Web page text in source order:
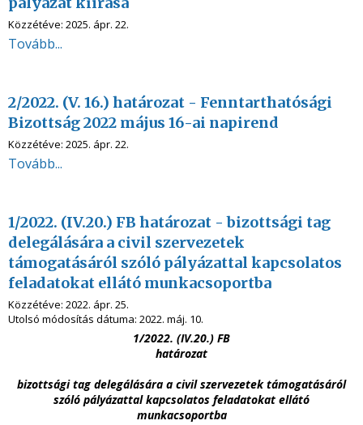
Közzétéve: 2025. ápr. 22.
Tovább...
2/2022. (V. 16.) határozat - Fenntarthatósági
Bizottság 2022 május 16-ai napirend
Közzétéve: 2025. ápr. 22.
Tovább...
1/2022. (IV.20.) FB határozat - bizottsági tag
delegálására a civil szervezetek
támogatásáról szóló pályázattal kapcsolatos
feladatokat ellátó munkacsoportba
Közzétéve: 2022. ápr. 25.
Utolsó módosítás dátuma: 2022. máj. 10.
1/2022. (IV.20.) FB
határozat
bizottsági tag delegálására a civil szervezetek támogatásáról
szóló pályázattal kapcsolatos feladatokat ellátó
munkacsoportba